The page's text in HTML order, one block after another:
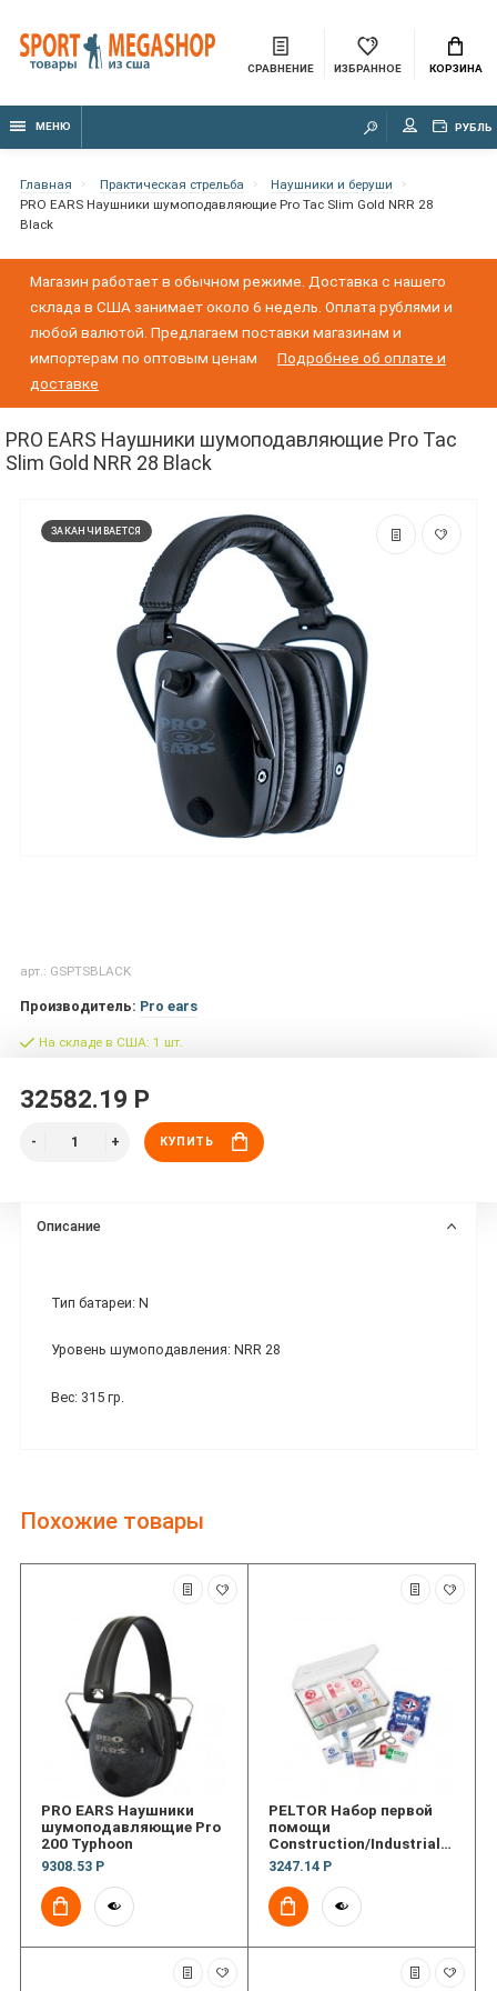
СРАВНЕНИЕ ИЗБРАННОЕ КОРЗИНА
МЕНЮ РУБЛЬ
Главная Практическая стрельба
Наушники и беруши
PRO EARS Наушники шумоподавляющие Pro Tac Slim Gold NRR 28
Black
Магазин работает в обычном режиме. Доставка с нашего
склада в США занимает около 6 недель. Оплата рублями и
любой валютой. Предлагаем поставки магазинам и
импортерам по оптовым ценам
Подробнее об оплате и
доставке
PRO EARS Наушники шумоподавляющие Pro Tac
Slim Gold NRR 28 Black
ЗАКАНЧИВАЕТСЯ
арт.: GSPTSBLACK
Производитель: Pro ears
На складе в США: 1 шт.
32582.19 Р
КУПИТЬ
Описание
Тип батареи: N
Уровень шумоподавления: NRR 28
Вес: 315 гр.
Похожие товары
PRO EARS Наушники
шумоподавляющие Pro
200 Typhoon
9308.53 Р
PELTOR Набор первой
помощи
Construction/Industrial
First Aid Kit,118
3247.14 Р